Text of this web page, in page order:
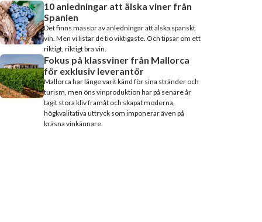
10 anledningar att älska viner från
Spanien
Det finns massor av anledningar att älska spanskt
vin. Men vi listar de tio viktigaste. Och tipsar om ett
riktigt, riktigt bra vin.
Fokus på klassviner från Mallorca
för exklusiv leverantör
Mallorca har länge varit känd för sina stränder och
turism, men öns vinproduktion har på senare år
tagit stora kliv framåt och skapat moderna,
högkvalitativa uttryck som imponerar även på
kräsna vinkännare.